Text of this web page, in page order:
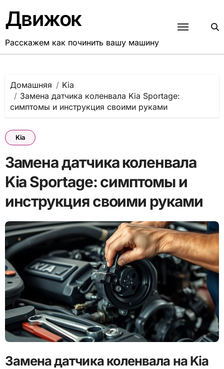
содержанию
Движок
Расскажем как починить вашу машину
Домашняя
Kia
Замена датчика коленвала Kia Sportage:
симптомы и инструкция своими руками
Kia
Замена датчика коленвала
Kia Sportage: симптомы и
инструкция своими руками
Замена датчика коленвала на Kia